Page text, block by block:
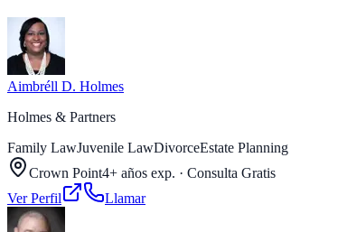
Aimbréll D. Holmes
Holmes & Partners
Family LawJuvenile LawDivorceEstate Planning
Crown Point4+ años exp. · Consulta Gratis
Ver Perfil
Llamar